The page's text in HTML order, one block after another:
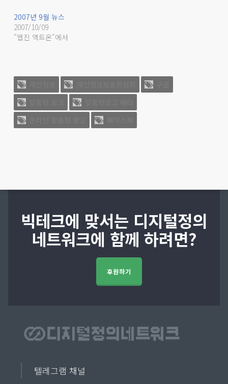
2007년 9월 뉴스
2007/10/09
"웹진 액트온"에서
빅테크에 맞서는 디지털정의
네트워크에 함께 하려면?
후원하기
텔레그램 채널